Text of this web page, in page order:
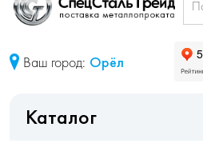
Ваш город: Орёл
Каталог